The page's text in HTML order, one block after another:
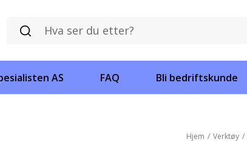
AS FAQ Bli bedriftskunde
Hjem / Verktøy /